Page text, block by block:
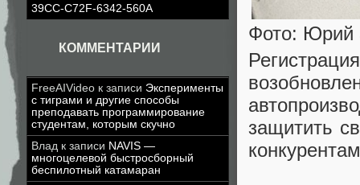
39CC-C72F-6342-560A
КОММЕНТАРИИ
FreeAIVideo к записи Эксперименты
с тиграми и другие способы
преподавать программирование
студентам, которым скучно
Влад к записи NAVIS —
многоцелевой быстросборный
беспилотный катамаран
Фото: Юрий
защитить